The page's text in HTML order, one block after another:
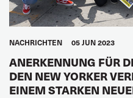
NACHRICHTEN 05 JUN 2023
ANERKENNUNG FÜR
DEN NEW YORKER
EINEM STARKEN